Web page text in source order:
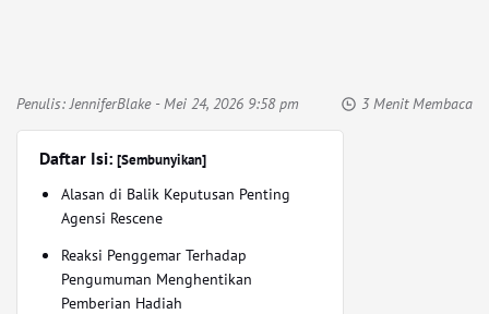
Penulis:JenniferBlake- Mei 24, 2026 9:58 pm 3 Menit Membaca
Daftar Isi: [Sembunyikan]
Alasan di Balik Keputusan Penting
Agensi Rescene
Reaksi Penggemar Terhadap
Pengumuman Menghentikan
Pemberian Hadiah